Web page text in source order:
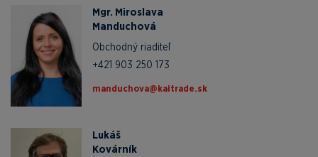
Mgr. Miroslava
Manduchová
Obchodný riaditeľ
+421 903 250 173
ks.edartiak@avohcudnam
Lukáš
Kovárník